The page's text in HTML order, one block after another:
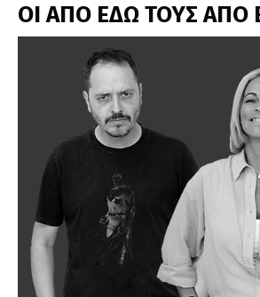
ΟΙ ΑΠΟ ΕΔΩ ΤΟΥΣ ΑΠΟ